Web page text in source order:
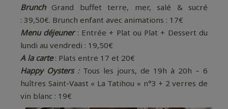
BrunchGrand buffet terre, mer, salé & sucré
: 39,50€. Brunch enfant avec animations : 17€
Menu déjeuner: Entrée + Plat ou Plat + Dessert du
lundi au vendredi : 19,50€
A la carte: Plats entre 17 et 20€
Happy Oysters: Tous les jours, de 19h à 20h – 6
huîtres Saint-Vaast « La Tatihou » n°3 + 2 verres de
vin blanc : 19€